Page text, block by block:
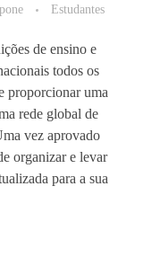
Estudantes
de ensino e
todos os
proporcionar uma
rede global de
vez aprovado
organizar e levar
para a sua